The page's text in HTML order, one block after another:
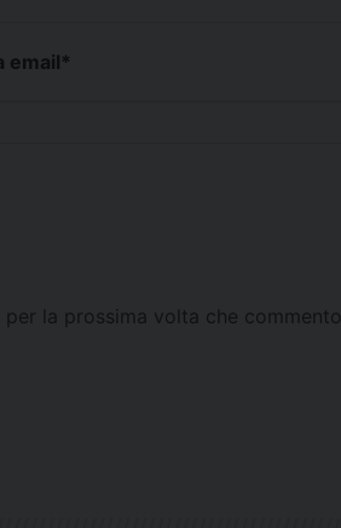
email*
la prossima volta che commento.